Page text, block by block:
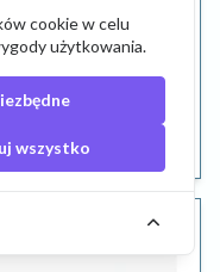
cookie w celu
użytkowania.
wszystko